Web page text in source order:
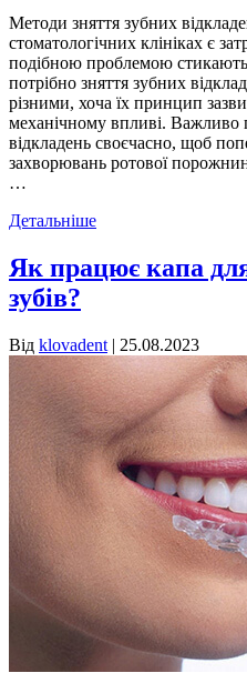
Методи зняття зубних
стоматологічних клініках є
подібною проблемою
потрібно зняття зубних
різними, хоча їх принцип
механічному впливі. Важливо
відкладень своєчасно, щоб
захворювань ротової
…
Детальніше
Як працює капа
зубів?
Від klovadent | 25.08.2023